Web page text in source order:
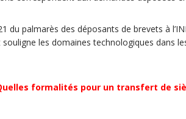
du palmarès des déposants de brevets à
souligne les domaines technologiques dans
formalités pour un transfert de